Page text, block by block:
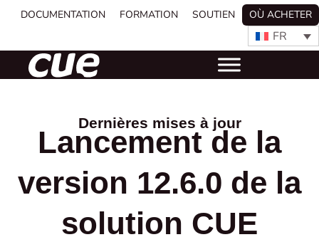
DOCUMENTATION FORMATION SOUTIEN OÙ ACHETER
FR
Dernières mises à jour
Lancement de la
version 12.6.0 de la
solution CUE